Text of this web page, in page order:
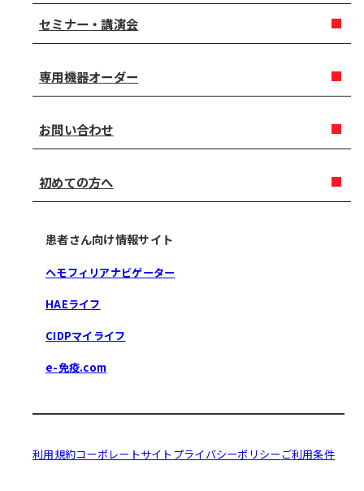
セミナー・講演会
専用機器オーダー
お問い合わせ
初めての方へ
患者さん向け情報サイト
ヘモフィリアナビゲーター
HAEライフ
CIDPマイライフ
e-免疫.com
利用規約コーポレートサイト プライバシーポリシー ご利用条件